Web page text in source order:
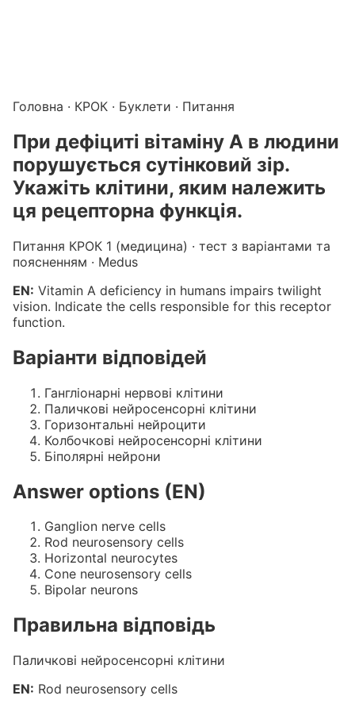
Головна · КРОК · Буклети · Питання
При дефіциті вітаміну А в людини
порушується сутінковий зір.
Укажіть клітини, яким належить
ця рецепторна функція.
Питання КРОК 1 (медицина) · тест з варіантами та
поясненням · Medus
EN: Vitamin A deficiency in humans impairs twilight
vision. Indicate the cells responsible for this receptor
function.
Варіанти відповідей
Гангліонарні нервові клітини
Паличкові нейросенсорні клітини
Горизонтальні нейроцити
Колбочкові нейросенсорні клітини
Біполярні нейрони
Answer options (EN)
Ganglion nerve cells
Rod neurosensory cells
Horizontal neurocytes
Cone neurosensory cells
Bipolar neurons
Правильна відповідь
Паличкові нейросенсорні клітини
EN: Rod neurosensory cells